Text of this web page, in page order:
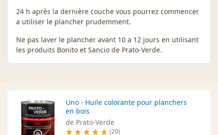
24 h après la dernière couche vous pourrez commencer
a utiliser le plancher prudemment.
Ne pas laver le plancher avant 10 a 12 jours en utilisant
les produits Bonito et Sancio de Prato-Verde.
Uno - Huile colorante pour planchers
en bois
de Prato-Verde
(20)